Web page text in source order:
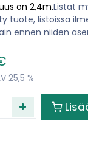
on 2,4m.Listat
tuote, listoissa
ennen niiden
25,5 %